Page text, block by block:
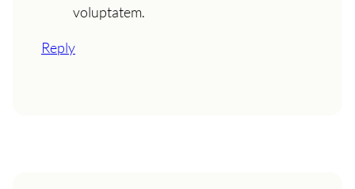
voluptatem.
Reply